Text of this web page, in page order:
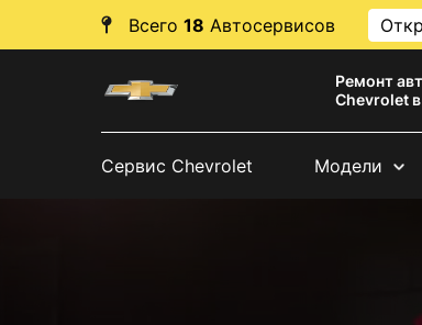
Всего 18 Автосервисов
Ремонт
Chevrolet
Сервис Chevrolet Модели